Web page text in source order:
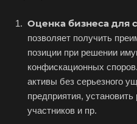
Оценка бизнеса для
позволяет получить
позиции при решении
конфискационных
активы без серьезного
предприятия,
участников и пр.
Ахтубинск
Ачинск
Баймак